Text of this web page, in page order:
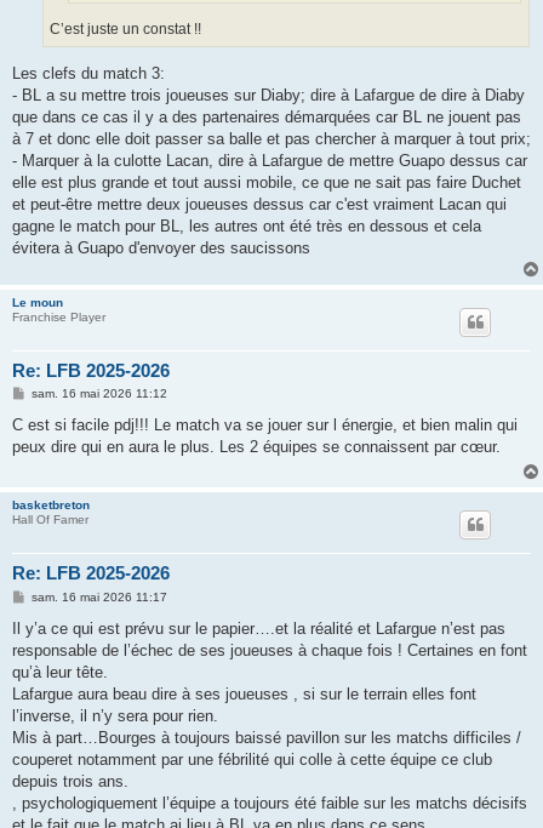
C’est juste un constat !!
Les clefs du match 3:
- BL a su mettre trois joueuses sur Diaby; dire à Lafargue de dire à Diaby
que dans ce cas il y a des partenaires démarquées car BL ne jouent pas
à 7 et donc elle doit passer sa balle et pas chercher à marquer à tout prix;
- Marquer à la culotte Lacan, dire à Lafargue de mettre Guapo dessus car
elle est plus grande et tout aussi mobile, ce que ne sait pas faire Duchet
et peut-être mettre deux joueuses dessus car c'est vraiment Lacan qui
gagne le match pour BL, les autres ont été très en dessous et cela
évitera à Guapo d'envoyer des saucissons
Le moun
Franchise Player
Re: LFB 2025-2026
M
s
a
sam. 16 mai 2026 11:12
C est si facile pdj!!! Le match va se jouer sur l énergie, et bien malin qui
peux dire qui en aura le plus. Les 2 équipes se connaissent par cœur.
basketbreton
Hall Of Famer
Re: LFB 2025-2026
M
s
s
a
g
sam. 16 mai 2026 11:17
Il y’a ce qui est prévu sur le papier….et la réalité et Lafargue n’est pas
responsable de l’échec de ses joueuses à chaque fois ! Certaines en font
qu’à leur tête.
Lafargue aura beau dire à ses joueuses , si sur le terrain elles font
l’inverse, il n’y sera pour rien.
Mis à part…Bourges à toujours baissé pavillon sur les matchs difficiles /
couperet notamment par une fébrilité qui colle à cette équipe ce club
depuis trois ans.
, psychologiquement l’équipe a toujours été faible sur les matchs décisifs